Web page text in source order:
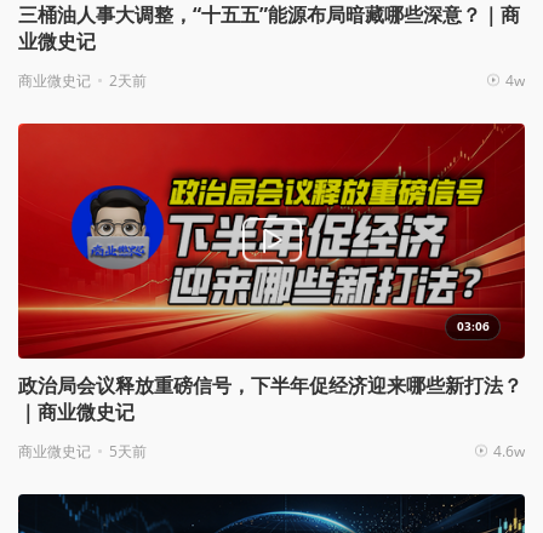
三桶油人事大调整，“十五五”能源布局暗藏哪些深意？｜商
业微史记
商业微史记 2天前 4w
03:06
政治局会议释放重磅信号，下半年促经济迎来哪些新打法？
｜商业微史记
商业微史记 5天前 4.6w